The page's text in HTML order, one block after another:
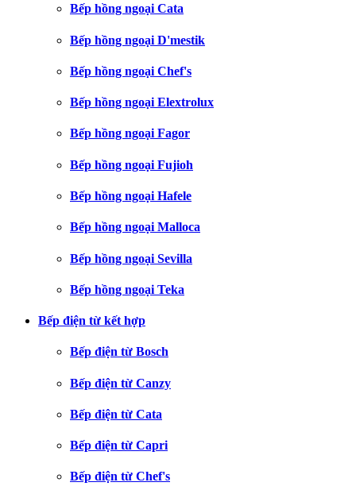
Bếp hồng ngoại Cata
Bếp hồng ngoại D'mestik
Bếp hồng ngoại Chef's
Bếp hồng ngoại Elextrolux
Bếp hồng ngoại Fagor
Bếp hồng ngoại Fujioh
Bếp hồng ngoại Hafele
Bếp hồng ngoại Malloca
Bếp hồng ngoại Sevilla
Bếp hồng ngoại Teka
Bếp điện từ kết hợp
Bếp điện từ Bosch
Bếp điện từ Canzy
Bếp điện từ Cata
Bếp điện từ Capri
Bếp điện từ Chef's